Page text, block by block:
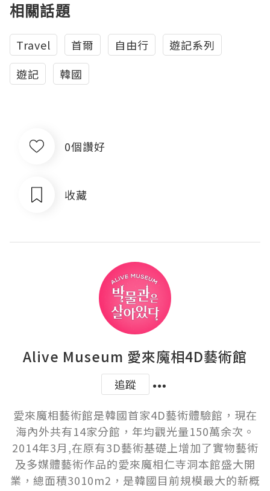
相關話題
Travel 首爾 自由行
遊記系列
遊記
韓國
0個讚好
收藏
Alive Museum 愛來魔相4D藝術館
追蹤
愛來魔相藝術館是韓國首家4D藝術體驗館，現在
海內外共有14家分館，年均觀光量150萬余次。
2014年3月,在原有3D藝術基礎上增加了實物藝術
及多媒體藝術作品的愛來魔相仁寺洞本館盛大開
業，總面積3010m2，是韓國目前規模最大的新概